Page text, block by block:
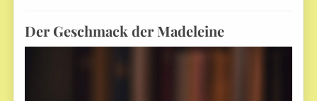
Der Geschmack der Madeleine